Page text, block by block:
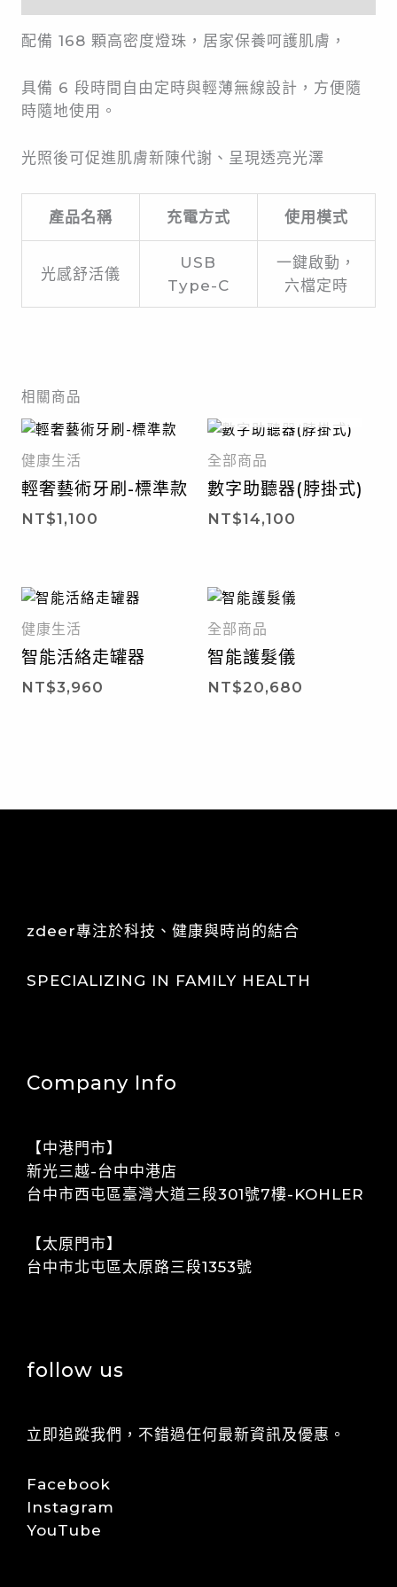
配備 168 顆高密度燈珠，居家保養呵護肌膚，
具備 6 段時間自由定時與輕薄無線設計，方便隨
時隨地使用。
光照後可促進肌膚新陳代謝、呈現透亮光澤
產品名稱 充電方式 使用模式
光感舒活儀
USB
Type-C
一鍵啟動，
六檔定時
相關商品
健康生活
輕奢藝術牙刷-標準款
NT$1,100
全部商品
數字助聽器(脖掛式)
NT$14,100
健康生活
智能活絡走罐器
NT$3,960
全部商品
智能護髮儀
NT$20,680
zdeer專注於科技、健康與時尚的結合
SPECIALIZING IN FAMILY HEALTH
Company Info
【中港門市】
​​新光三越-台中中港店
​​​​台中市西屯區臺灣大道三段301號7樓-KOHLER
【太原門市】
​​台中市北屯區太原路三段1353號
follow us
立即追蹤我們，不錯過任何最新資訊及優惠。
Facebook
Instagram
YouTube